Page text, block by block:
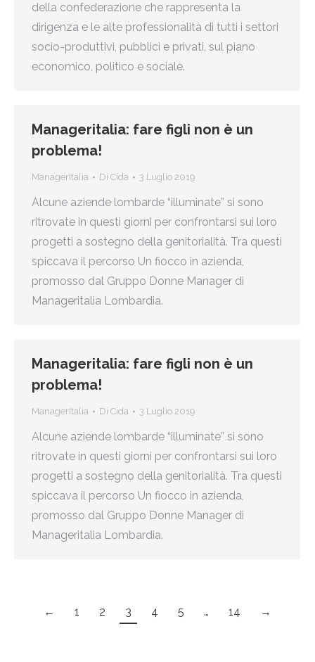
della confederazione che rappresenta la
dirigenza e le alte professionalità di tutti i settori
socio-produttivi, pubblici e privati, sul piano
economico, politico e sociale.
Manageritalia: fare figli non è un
problema!
ManagerItalia Di Cida 3 Luglio 2019
Alcune aziende lombarde “illuminate” si sono
ritrovate in questi giorni per confrontarsi sui loro
progetti a sostegno della genitorialità. Tra questi
spiccava il percorso Un fiocco in azienda,
promosso dal Gruppo Donne Manager di
Manageritalia Lombardia.
Manageritalia: fare figli non è un
problema!
ManagerItalia Di Cida 3 Luglio 2019
Alcune aziende lombarde “illuminate” si sono
ritrovate in questi giorni per confrontarsi sui loro
progetti a sostegno della genitorialità. Tra questi
spiccava il percorso Un fiocco in azienda,
promosso dal Gruppo Donne Manager di
Manageritalia Lombardia.
← 1 2 3 4 5 … 14 →